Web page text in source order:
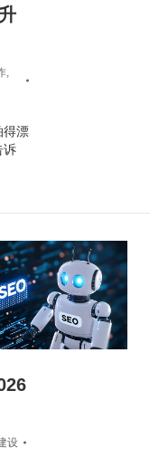
,
得漂
诉
设